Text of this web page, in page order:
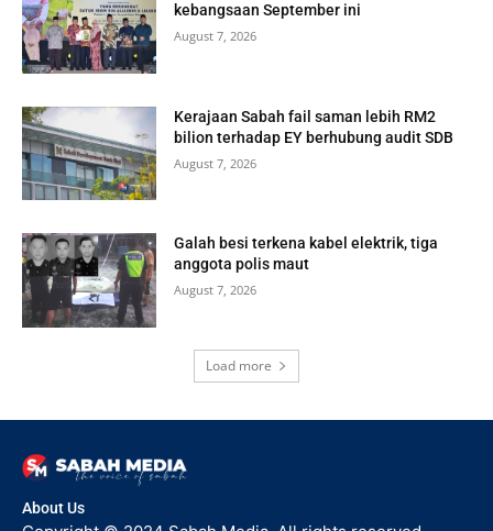
kebangsaan September ini
August 7, 2026
Kerajaan Sabah fail saman lebih RM2
bilion terhadap EY berhubung audit SDB
August 7, 2026
Galah besi terkena kabel elektrik, tiga
anggota polis maut
August 7, 2026
Load more
About Us